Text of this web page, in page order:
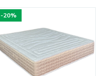
-20%